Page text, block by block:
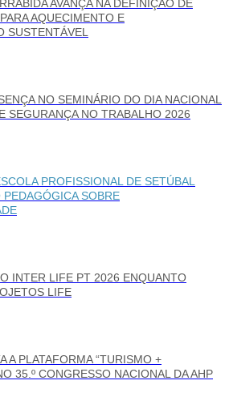
AVANÇA NA DEFINIÇÃO DE
AQUECIMENTO E
SUSTENTÁVEL
NO SEMINÁRIO DO DIA NACIONAL
SEGURANÇA NO TRABALHO 2026
PROFISSIONAL DE SETÚBAL
PEDAGÓGICA SOBRE
INTER LIFE PT 2026 ENQUANTO
LIFE
A PLATAFORMA “TURISMO +
35.º CONGRESSO NACIONAL DA AHP